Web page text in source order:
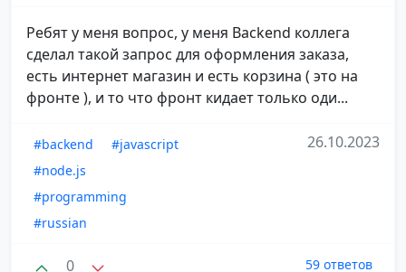
Ребят у меня вопрос, у меня Backend коллега
сделал такой запрос для оформления заказа,
есть интернет магазин и есть корзина ( это на
фронте ), и то что фронт кидает только оди...
#backend
#javascript
#node.js
#programming
#russian
26.10.2023
0 59 ответов